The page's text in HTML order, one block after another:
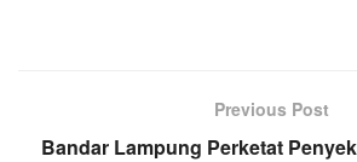
Previous Post
Bandar Lampung Perketat